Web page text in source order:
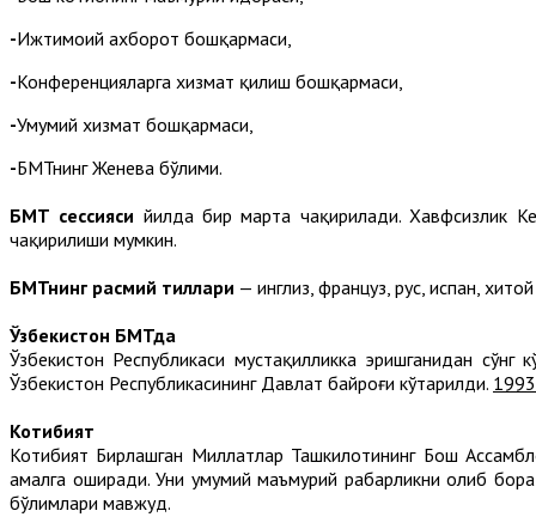
-Ижтимоий ахборот бошқармаси,
-Конференцияларга хизмат қилиш бошқармаси,
-Умумий хизмат бошқармаси,
-БМТнинг Женева бўлими.
БМТ сессияси йилда бир марта чақирилади. Хавфсизлик
чақирилиши мумкин.
БМТнинг расмий тиллари — инглиз, француз, рус, испан,
Ўзбекистон БМТда
Ўзбекистон Республикаси мустақилликка эришганидан
Ўзбекистон Республикасининг Давлат байроғи кўтарилди.
Котибият
Котибият Бирлашган Миллатлар Ташкилотининг Бош
амалга оширади. Уни умумий маъмурий раҳбарликни олиб
бўлимлари мавжуд.